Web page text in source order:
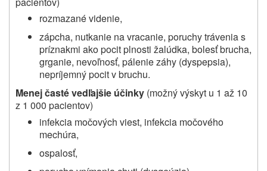
rozmazané videnie,
zápcha, nutkanie na vracanie, poruchy trávenia s
príznakmi ako pocit plnosti žalúdka, bolesť brucha,
grganie, nevoľnosť, pálenie záhy (dyspepsia),
nepríjemný pocit v bruchu.
Menej časté vedľajšie účinky (možný výskyt u 1 až 10
z 1 000 pacientov)
infekcia močových viest, infekcia močového
mechúra,
ospalosť,